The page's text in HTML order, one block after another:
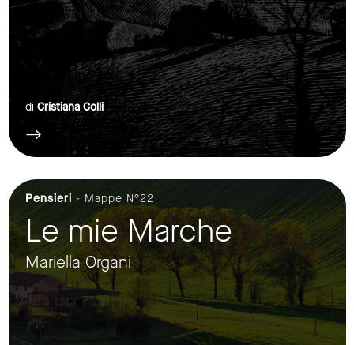
di Cristiana Colli
Pensieri - Mappe N°22
Le mie Marche
Mariella Organi